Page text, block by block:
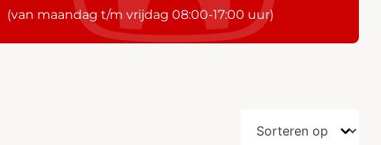
(van maandag t/m vrijdag 08:00-17:00 uur)